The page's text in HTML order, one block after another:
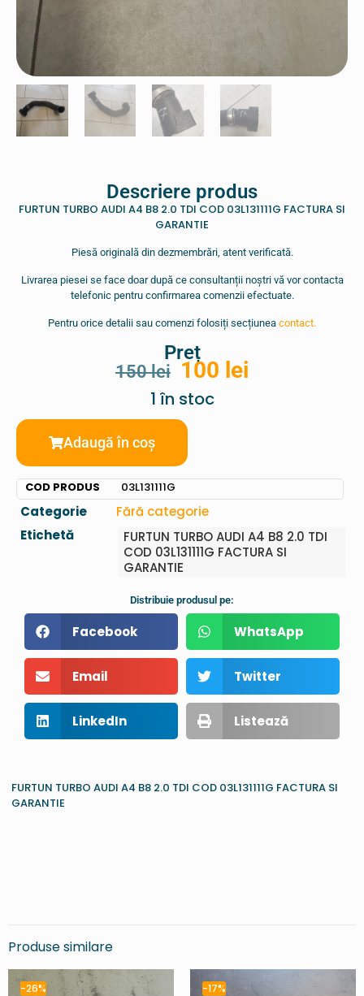
Descriere produs
FURTUN TURBO AUDI A4 B8 2.0 TDI COD 03L131111G FACTURA SI
GARANTIE
Piesă originală din dezmembrări, atent verificată.
Livrarea piesei se face doar după ce consultanții noștri vă vor contacta
telefonic pentru confirmarea comenzii efectuate.
Pentru orice detalii sau comenzi folosiți secțiunea contact.
Preț
150lei 100 lei
1 în stoc
Adaugă în coș
COD PRODUS 03L131111G
Categorie
Fără categorie
Etichetă
FURTUN TURBO AUDI A4 B8 2.0 TDI
COD 03L131111G FACTURA SI
GARANTIE
Distribuie produsul pe:
Facebook WhatsApp
Email Twitter
LinkedIn Listează
FURTUN TURBO AUDI A4 B8 2.0 TDI COD 03L131111G FACTURA SI
GARANTIE
Produse similare
-26% -17%